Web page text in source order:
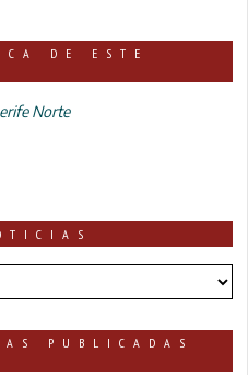
DE ESTE
Norte
PUBLICADAS